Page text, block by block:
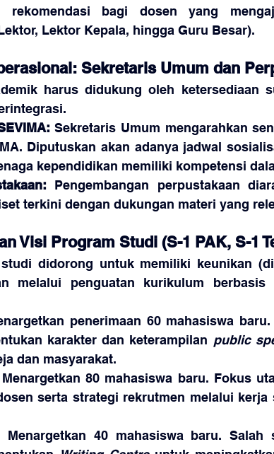
rekomendasi bagi dosen yang
Lektor Kepala, hingga Guru Besar).
Sekretaris Umum dan
harus didukung oleh ketersediaan
Sekretaris Umum mengarahkan
Diputuskan akan adanya jadwal
kependidikan memiliki kompetensi
Pengembangan perpustakaan
terkini dengan dukungan materi yang
Visi Program Studi (S-1 PAK, S-1
didorong untuk memiliki keunikan
melalui penguatan kurikulum
penerimaan 60 mahasiswa
karakter dan keterampilan public
dan masyarakat.
Menargetkan 80 mahasiswa baru. Fokus
serta strategi rekrutmen melalui kerja
Menargetkan 40 mahasiswa baru. Salah